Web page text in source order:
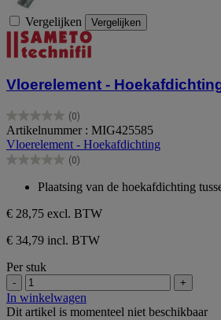
Vergelijken Vergelijken
Vloerelement -
(0)
0.0
van
de
5
Artikelnummer : MIG425585
Vloerelement - Hoekafdichting
(0)
0.0
5
sterren.
Plaatsing van de hoekafdichting
€ 28,75 excl. BTW
€ 34,79 incl. BTW
Per stuk
- +
In winkelwagen
Dit artikel is momenteel niet beschikbaar